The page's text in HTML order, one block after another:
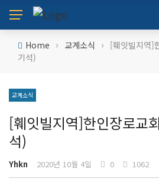
Home › 교계소식 › [훼잇빌지역]
기석)
교계소식
[훼잇빌지역]한인장로교
석)
Yhkn 2020년 10월 4일 0 1062